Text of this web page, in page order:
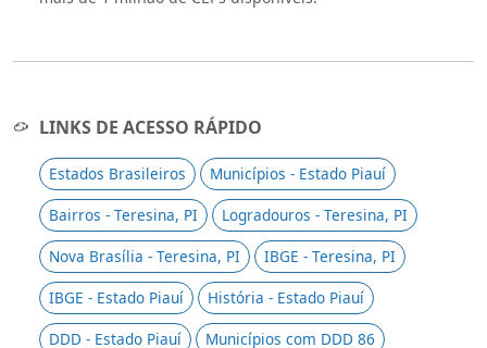
LINKS DE ACESSO RÁPIDO
Estados Brasileiros
Municípios - Estado Piauí
Bairros - Teresina, PI
Logradouros - Teresina, PI
Nova Brasília - Teresina, PI
IBGE - Teresina, PI
IBGE - Estado Piauí
História - Estado Piauí
DDD - Estado Piauí
Municípios com DDD 86